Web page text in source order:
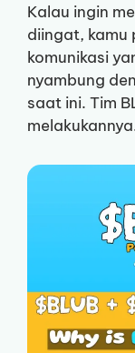
Kalau ingin
diingat, kamu
komunikasi
nyambung
saat ini. Tim